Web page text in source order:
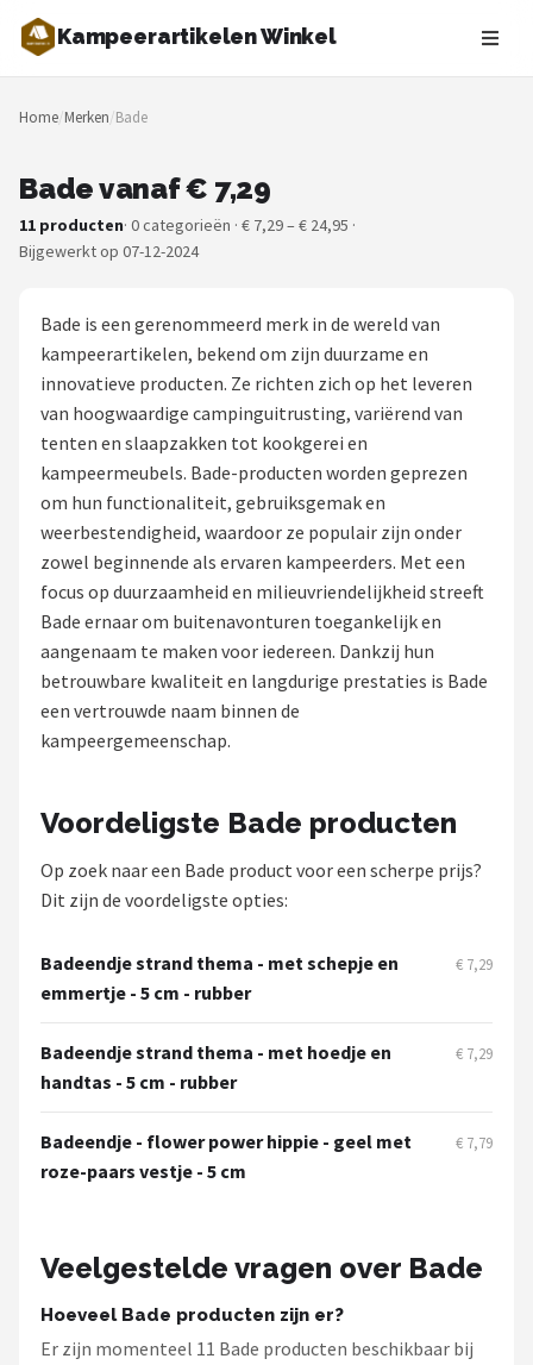
Kampeerartikelen Winkel
Zoeken
NAVIGATIE
Merken
Slaapzakken
Slaapmatten
POPULAIRE MERKEN
Intex
KOEL
Camp
LifeGoods
Bo-Camp
Gimeg
Campingaz
Home/Merken/Bade
Bade vanaf € 7,29
11 producten· 0 categorieën · € 7,29 – € 24,95 ·
Bijgewerkt op 07-12-2024
Bade is een gerenommeerd merk in de wereld van
kampeerartikelen, bekend om zijn duurzame en
innovatieve producten. Ze richten zich op het leveren
van hoogwaardige campinguitrusting, variërend van
tenten en slaapzakken tot kookgerei en
kampeermeubels. Bade-producten worden geprezen
om hun functionaliteit, gebruiksgemak en
weerbestendigheid, waardoor ze populair zijn onder
zowel beginnende als ervaren kampeerders. Met een
focus op duurzaamheid en milieuvriendelijkheid streeft
Bade ernaar om buitenavonturen toegankelijk en
aangenaam te maken voor iedereen. Dankzij hun
betrouwbare kwaliteit en langdurige prestaties is Bade
een vertrouwde naam binnen de
kampeergemeenschap.
Voordeligste Bade producten
Op zoek naar een Bade product voor een scherpe prijs?
Dit zijn de voordeligste opties:
Badeendje strand thema - met schepje en
emmertje - 5 cm - rubber
€ 7,29
Badeendje strand thema - met hoedje en
handtas - 5 cm - rubber
€ 7,29
Badeendje - flower power hippie - geel met
roze-paars vestje - 5 cm
€ 7,79
Veelgestelde vragen over Bade
Hoeveel Bade producten zijn er?
Er zijn momenteel 11 Bade producten beschikbaar bij